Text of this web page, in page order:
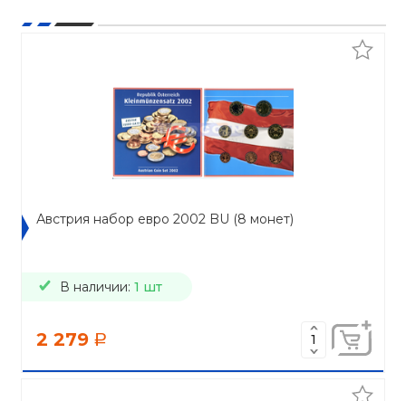
Австрия набор евро 2002 BU (8 монет)
В наличии: 1 шт
2 279 a